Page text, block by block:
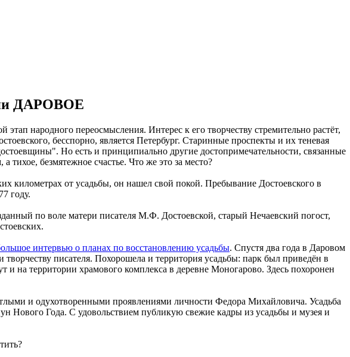
ДАРОВОЕ
народного переосмысления. Интерес к его творчеству стремительно растёт,
бесспорно, является Петербург. Старинные проспекты и их теневая
Но есть и принципиально другие достопримечательности, связанные
безмятежное счастье. Что же это за место?
километрах от усадьбы, он нашел свой покой. Пребывание Достоевского в
году.
по воле матери писателя М.Ф. Достоевской, старый Нечаевский погост,
интервью о планах по восстановлению усадьбы. Спустя два года в Даровом
писателя. Похорошела и территория усадьбы: парк был приведён в
на территории храмового комплекса в деревне Моногарово. Здесь похоронен
и одухотворенными проявлениями личности Федора Михайловича. Усадьба
Нового Года. С удовольствием публикую свежие кадры из усадьбы и музея и